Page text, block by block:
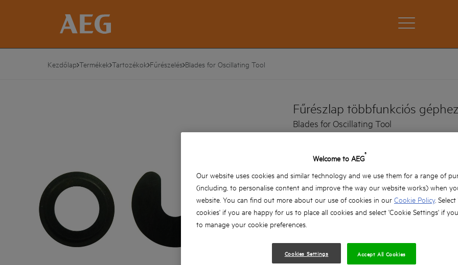
Kezdőlap Termékek Tartozékok Fűrészelés Blades for Oscillating Tool
Fűrészlap többfunkciós géphez
Blades for Oscillating Tool
Termék verziók: x1
Az univerzális befogásnak köszönhetően az
Minden csomag tartalmaz két alátétet
Welcome to AEG®
Our website uses cookies and similar technology and we use them for a range of
(including, to personalise content and improve the way our website works) when
website. You can find out more about our use of cookies in our Cookie Policy.
cookies' if you are happy for us to place all cookies and select 'Cookie Settings' if
to manage your cookie preferences.
Cookies Settings Accept All Cookies